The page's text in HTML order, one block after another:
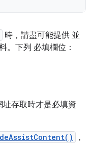
時，請盡可能提供 並
。下列 必填欄位：
存取時才是必填資
，